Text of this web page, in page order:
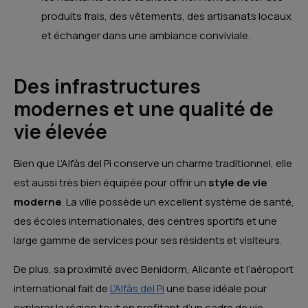
produits frais, des vêtements, des artisanats locaux
et échanger dans une ambiance conviviale.
Des infrastructures
modernes et une qualité de
vie élevée
Bien que L’Alfàs del Pi conserve un charme traditionnel, elle
est aussi très bien équipée pour offrir un style de vie
moderne. La ville possède un excellent système de santé,
des écoles internationales, des centres sportifs et une
large gamme de services pour ses résidents et visiteurs.
De plus, sa proximité avec Benidorm, Alicante et l’aéroport
international fait de L’Alfàs del Pi une base idéale pour